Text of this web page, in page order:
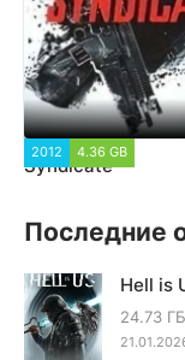
2012 4.36 GB
Syndicate
Последние
Hell is
24.73 ГБ